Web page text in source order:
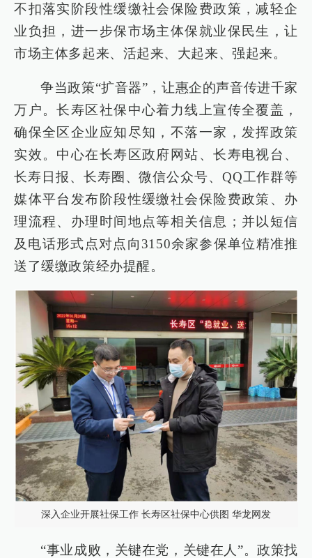
不扣落实阶段性缓缴社会保险费政策，减轻企
业负担，进一步保市场主体保就业保民生，让
市场主体多起来、活起来、大起来、强起来。
争当政策“扩音器”，让惠企的声音传进千家
万户。长寿区社保中心着力线上宣传全覆盖，
确保全区企业应知尽知，不落一家，发挥政策
实效。中心在长寿区政府网站、长寿电视台、
长寿日报、长寿圈、微信公众号、QQ工作群等
媒体平台发布阶段性缓缴社会保险费政策、办
理流程、办理时间地点等相关信息；并以短信
及电话形式点对点向3150余家参保单位精准推
送了缓缴政策经办提醒。
深入企业开展社保工作 长寿区社保中心供图 华龙网发
“事业成败，关键在党，关键在人”。政策找